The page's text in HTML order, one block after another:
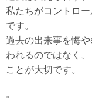
私たちがコントロ
です。
過去の出来事を悔
われるのではなく
ことが大切です。
。